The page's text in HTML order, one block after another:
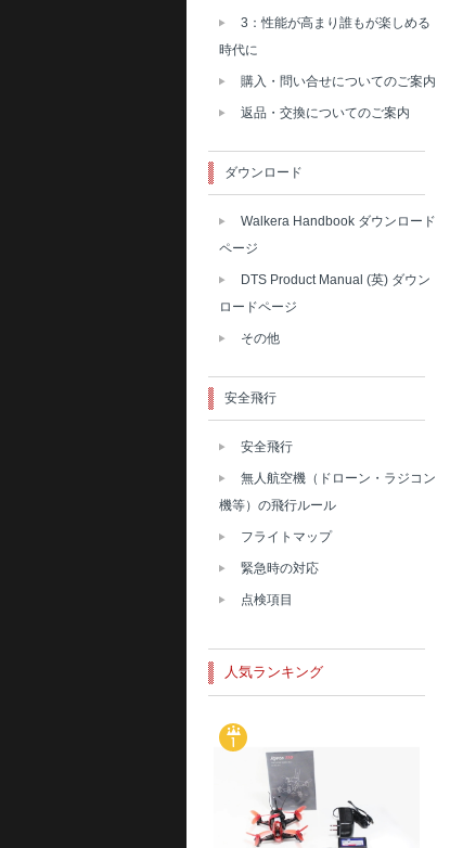
3：性能が高まり誰もが楽しめる
時代に
購入・問い合せについてのご案内
返品・交換についてのご案内
ダウンロード
Walkera Handbook ダウンロード
ページ
DTS Product Manual (英) ダウン
ロードページ
その他
安全飛行
安全飛行
無人航空機（ドローン・ラジコン
機等）の飛行ルール
フライトマップ
緊急時の対応
点検項目
人気ランキング